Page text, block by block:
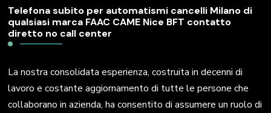
Telefona subito per automatismi cancelli Milano di
qualsiasi marca FAAC CAME Nice BFT contatto
diretto no call center
La nostra consolidata esperienza, costruita in decenni di
lavoro e costante aggiornamento di tutte le persone che
collaborano in azienda, ha consentito di assumere un ruolo di